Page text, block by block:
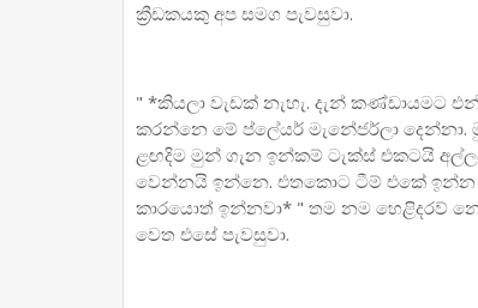
ක්‍රීඩකයකු අප සමග පැවසුවා.
" *කියලා වැඩක් නැහැ. දැන් කණ්ඩායමට
කරන්නෙ මේ ප්ලේයර් මැනේජර්ලා
ළඟදිම මුන් ගැන ඉන්කම් ටැක්ස් එකටයි
වෙන්නයි ඉන්නෙ. එතකොට ටීම් එකේ ඉන්න
කාරයොත් ඉන්නවා* " තම නම හෙළිදරව්
වෙත එසේ පැවසුවා.